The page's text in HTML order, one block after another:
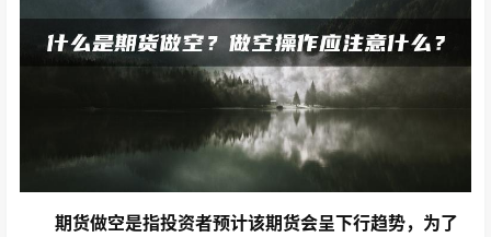
期货做空是指投资者预计该期货会呈下行趋势，为了